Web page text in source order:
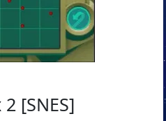
[SNES]